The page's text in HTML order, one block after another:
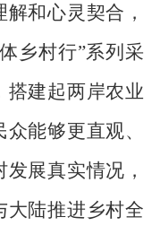
和心灵契合，
乡村行”系列采
搭建起两岸农业
能够更直观、
展真实情况，
大陆推进乡村全